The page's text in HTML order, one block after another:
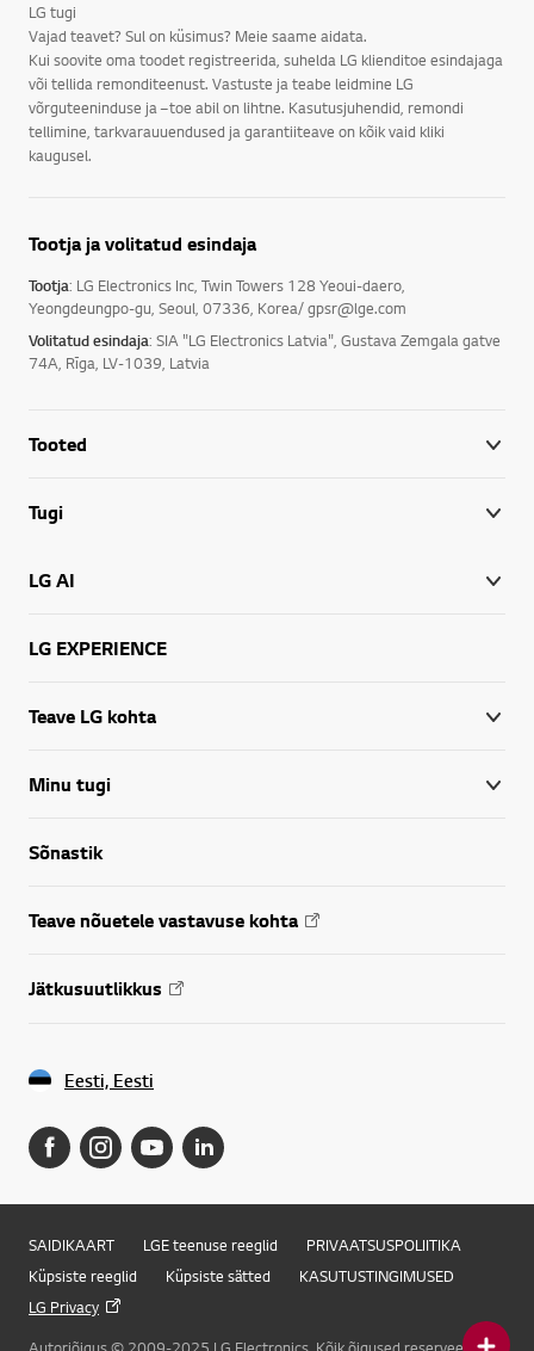
LG tugi
Vajad teavet? Sul on küsimus? Meie saame aidata.
Kui soovite oma toodet registreerida, suhelda LG klienditoe esindajaga
või tellida remonditeenust. Vastuste ja teabe leidmine LG
võrguteeninduse ja –toe abil on lihtne. Kasutusjuhendid, remondi
tellimine, tarkvarauuendused ja garantiiteave on kõik vaid kliki
kaugusel.
Tootja ja volitatud esindaja
Tootja: LG Electronics Inc, Twin Towers 128 Yeoui-daero,
Yeongdeungpo-gu, Seoul, 07336, Korea/ gpsr@lge.com
Volitatud esindaja: SIA "LG Electronics Latvia", Gustava Zemgala gatve
74A, Rīga, LV-1039, Latvia
Tooted
Tugi
LG AI
LG EXPERIENCE
Teave LG kohta
Minu tugi
Sõnastik
Teave nõuetele vastavuse kohta
Jätkusuutlikkus
Eesti, Eesti
SAIDIKAART LGE teenuse reeglid
PRIVAATSUSPOLIITIKA
Küpsiste reeglid
Küpsiste sätted
KASUTUSTINGIMUSED
LG Privacy